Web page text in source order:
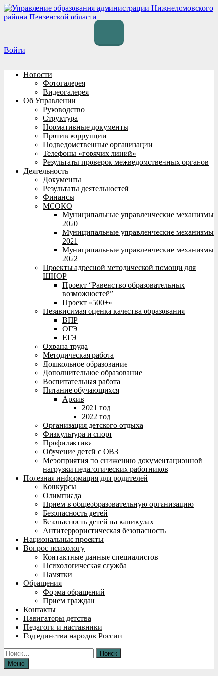
Перейти
к
Войти
Новости
Фотогалерея
Видеогалерея
Об Управлении
Руководство
Структура
Нормативные документы
Против коррупции
Подведомственные организации
Телефоны «горячих линий»
Результаты проверок межведомственных органов
Деятельность
Документы
Результаты деятельностей
Финансы
МСОКО
Муниципальные управленческие механизмы
2020
Муниципальные управленческие механизмы
2021
Муниципальные управленческие механизмы
2022
Проекты адресной методической помощи для
ШНОР
Проект “Равенство образовательных
возможностей”
Проект «500+»
Независимая оценка качества образования
ВПР
ОГЭ
ЕГЭ
Охрана труда
Методическая работа
Дошкольное образование
Дополнительное образование
Воспитательная работа
Питание обучающихся
Архив
2021 год
2022 год
Организация детского отдыха
Физкультура и спорт
Профилактика
Обучение детей с ОВЗ
Мероприятия по снижению документационной
нагрузки педагогических работников
Полезная информация для родителей
Конкурсы
Олимпиада
Прием в общеобразовательную организацию
Безопасность детей
Безопасность детей на каникулах
Антитеррористическая безопасность
Национальные проекты
Вопрос психологу
Контактные данные специалистов
Психологическая служба
Памятки
Обращения
Форма обращений
Прием граждан
Контакты
Навигаторы детства
Педагоги и наставники
Год единства народов России
Найти:
Меню